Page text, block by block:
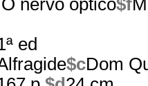
nervo óptico$f
ed
$cDom